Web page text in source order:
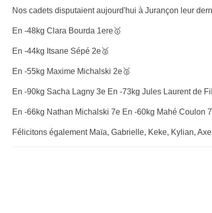
Nos cadets disputaient aujourd'hui à Jurançon leur
En -48kg Clara Bourda 1ere🥇
En -44kg Itsane Sépé 2e🥈
En -55kg Maxime Michalski 2e🥈
En -90kg Sacha Lagny 3e En -73kg Jules Laurent de
En -66kg Nathan Michalski 7e En -60kg Mahé Coulon
Félicitons également Maïa, Gabrielle, Keke, Kylian,